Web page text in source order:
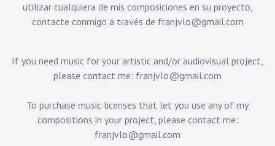
utilizar cualquiera de mis composiciones en su proyecto,
contacte conmigo a través de franjvlo@gmail.com
If you need music for your artistic and/or audiovisual project,
please contact me: franjvlo@gmail.com
To purchase music licenses that let you use any of my
compositions in your project, please contact me:
franjvlo@gmail.com